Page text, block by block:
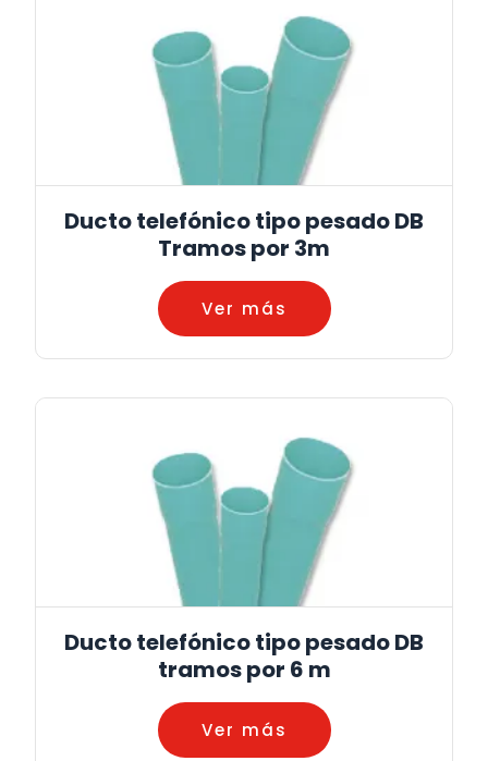
Ducto telefónico tipo pesado DB
Tramos por 3m
Ver más
Ducto telefónico tipo pesado DB
tramos por 6 m
Ver más